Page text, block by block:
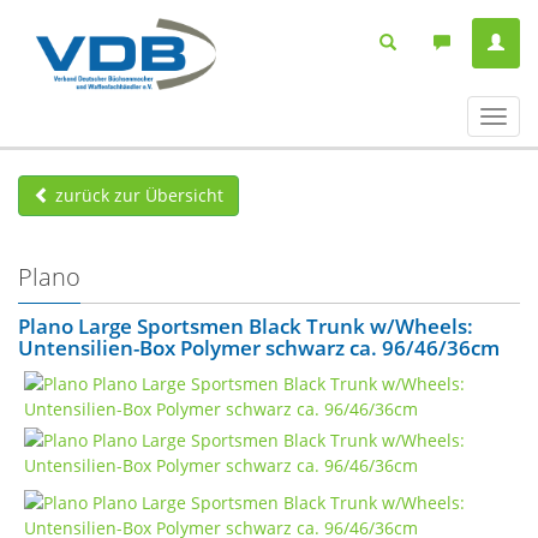
ein-/
zurück zur Übersicht
Plano
Plano Large Sportsmen Black Trunk w/Wheels:
Untensilien-Box Polymer schwarz ca. 96/46/36cm